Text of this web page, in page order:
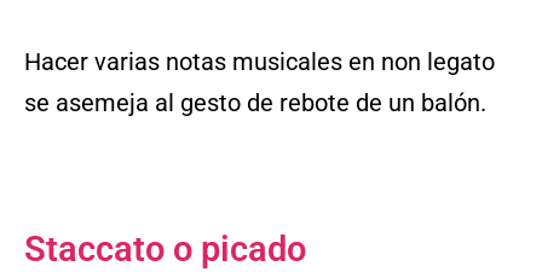
Hacer varias notas musicales en non legato
se asemeja al gesto de rebote de un balón.
Staccato o picado